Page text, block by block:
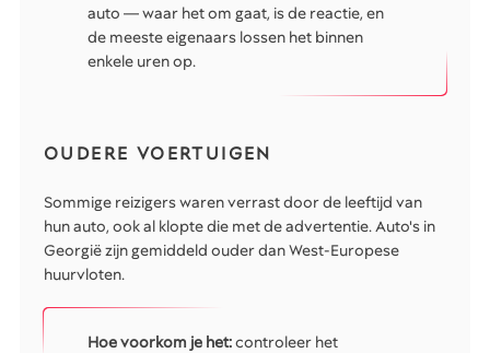
auto — waar het om gaat, is de reactie, en
de meeste eigenaars lossen het binnen
enkele uren op.
OUDERE VOERTUIGEN
Sommige reizigers waren verrast door de leeftijd van
hun auto, ook al klopte die met de advertentie. Auto's in
Georgië zijn gemiddeld ouder dan West-Europese
huurvloten.
Hoe voorkom je het:controleer het